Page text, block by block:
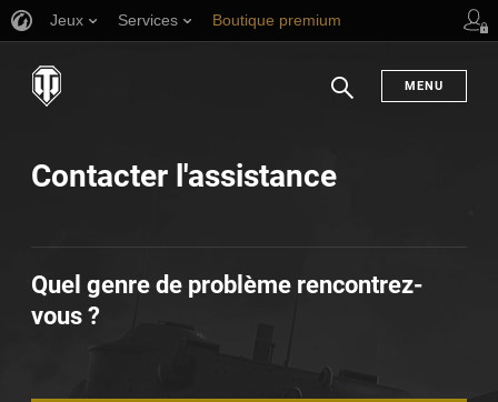
Jeux Services Boutique premium
Chercher
MENU
Contacter l'assistance
Quel genre de problème rencontrez-
vous ?